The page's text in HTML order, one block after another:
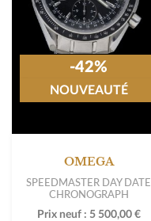
OMEGA
SPEEDMASTER DAY DATE
CHRONOGRAPH
Prix neuf : 5 500,00 €
-42%
NOUVEAUTÉ